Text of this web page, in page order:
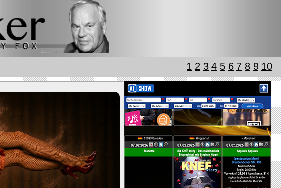
1 2 3 4 5 6 7 8 9 10